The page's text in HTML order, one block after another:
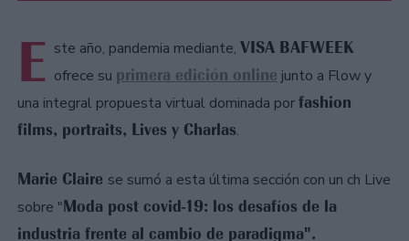
E ste año, pandemia mediante, VISA BAFWEEK
ofrece su primera edición online junto a Flow y
una integral propuesta virtual dominada porfashion
films, portraits, Lives y Charlas.
Marie Claire se sumó a esta última sección con un ch Live
sobre "Moda post covid-19: los desafíos de la
industria frente al cambio de paradigma".